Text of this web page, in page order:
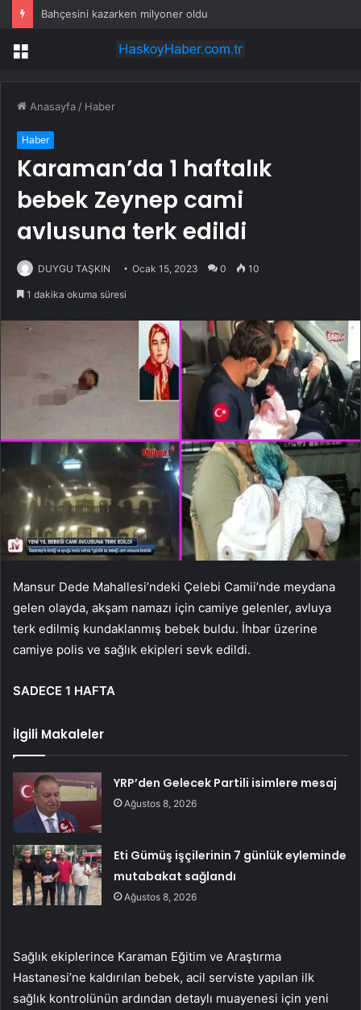
Bahçesini kazarken milyoner oldu
Menü
Anasayfa / Haber
Haber
Karaman’da 1 haftalık
bebek Zeynep cami
avlusuna terk edildi
DUYGU TAŞKIN Ocak 15, 2023 0 10
1 dakika okuma süresi
Mansur Dede Mahallesi’ndeki Çelebi Camii’nde meydana
gelen olayda, akşam namazı için camiye gelenler, avluya
terk edilmiş kundaklanmış bebek buldu. İhbar üzerine
camiye polis ve sağlık ekipleri sevk edildi.
SADECE 1 HAFTA
İlgili Makaleler
YRP’den Gelecek Partili isimlere mesaj
Ağustos 8, 2026
Eti Gümüş işçilerinin 7 günlük eyleminde
mutabakat sağlandı
Ağustos 8, 2026
Sağlık ekiplerince Karaman Eğitim ve Araştırma
Hastanesi’ne kaldırılan bebek, acil serviste yapılan ilk
sağlık kontrolünün ardından detaylı muayenesi için yeni